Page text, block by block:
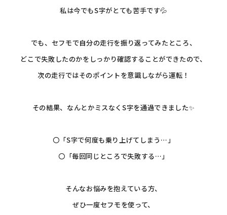
私は今でもS字がとても苦手です💦
でも、セフモで自分の走行を振り返ってみたところ、
どこで失敗したのかをしっかり確認することができたので、
次の走行ではそのポイントを意識しながら運転！
その結果、なんとかミスなくS字を通過できました✨
〇「S字で何度も乗り上げてしまう…」
〇「毎回同じところで失敗する…」
そんなお悩みを抱えている方、
ぜひ一度セフモを使って、